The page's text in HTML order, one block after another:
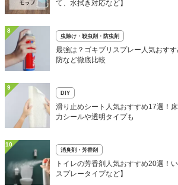
て、水拭き対応など】
8
虫除け・殺虫剤・防虫剤
最強は？ゴキブリスプレー人気おす
防など徹底比較
9
DIY
滑り止めシート人気おすすめ17選！
力シールや透明タイプも
10
消臭剤・芳香剤
トイレの芳香剤人気おすすめ20選！
スプレータイプなど】